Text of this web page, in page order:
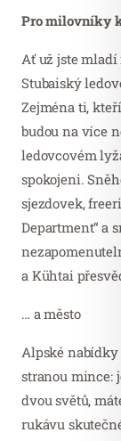
Pro milovníky
Ať už jste mladí
Stubaiský
Zejména ti,
budou na více
ledovcovém
spokojeni.
sjezdovek,
Department“ a
a Kühtai
… a město
Alpské nabídky
stranou mince:
dvou světů,
rukávu